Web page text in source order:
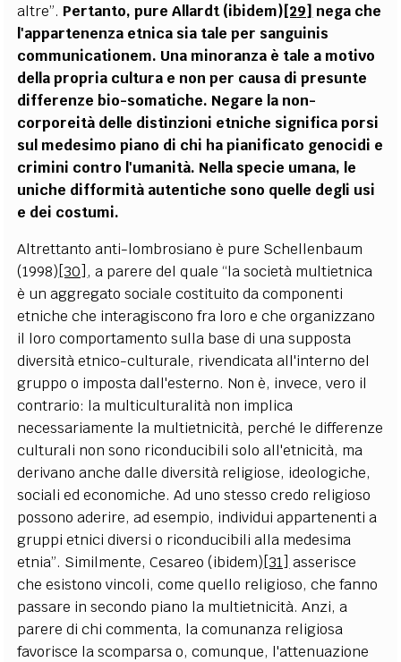
altre”. Pertanto, pure Allardt (ibidem)[29] nega che
l'appartenenza etnica sia tale per sanguinis
communicationem. Una minoranza è tale a motivo
della propria cultura e non per causa di presunte
differenze bio-somatiche. Negare la non-
corporeità delle distinzioni etniche significa porsi
sul medesimo piano di chi ha pianificato genocidi e
crimini contro l'umanità. Nella specie umana, le
uniche difformità autentiche sono quelle degli usi
e dei costumi.
Altrettanto anti-lombrosiano è pure Schellenbaum
(1998)[30] , a parere del quale “la società multietnica
è un aggregato sociale costituito da componenti
etniche che interagiscono fra loro e che organizzano
il loro comportamento sulla base di una supposta
diversità etnico-culturale, rivendicata all'interno del
gruppo o imposta dall'esterno. Non è, invece, vero il
contrario: la multiculturalità non implica
necessariamente la multietnicità, perché le differenze
culturali non sono riconducibili solo all'etnicità, ma
derivano anche dalle diversità religiose, ideologiche,
sociali ed economiche. Ad uno stesso credo religioso
possono aderire, ad esempio, individui appartenenti a
gruppi etnici diversi o riconducibili alla medesima
etnia”. Similmente, Cesareo (ibidem)[31] asserisce
che esistono vincoli, come quello religioso, che fanno
passare in secondo piano la multietnicità. Anzi, a
parere di chi commenta, la comunanza religiosa
favorisce la scomparsa o, comunque, l'attenuazione